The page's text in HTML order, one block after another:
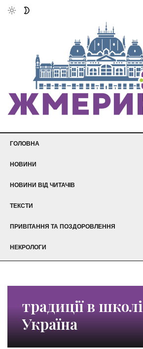
ГОЛОВНА
НОВИНИ
НОВИНИ ВІД ЧИТАЧІВ
ТЕКСТИ
ПРИВІТАННЯ ТА ПОЗДОРОВЛЕННЯ
НЕКРОЛОГИ
традиції в школі
Україна